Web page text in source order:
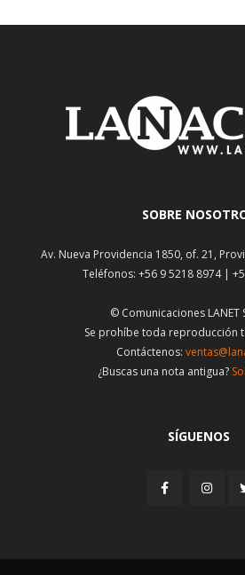
SOBRE
Av. Nueva Providencia 1850, of. 21,
Teléfonos: +56 9 5218 8974 |
© Comunicaciones LANET
Se prohíbe toda reproducción
Contáctenos:
¿Buscas una nota antigua?
SÍGUENOS